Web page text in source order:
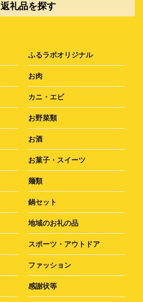
返礼品を探す
ふるラボオリジナル
お肉
カニ・エビ
お野菜類
お酒
お菓子・スイーツ
麺類
鍋セット
地域のお礼の品
スポーツ・アウトドア
ファッション
感謝状等